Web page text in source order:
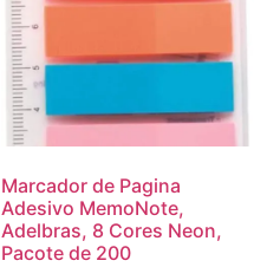
Marcador de Pagina
Adesivo MemoNote,
Adelbras, 8 Cores Neon,
Pacote de 200